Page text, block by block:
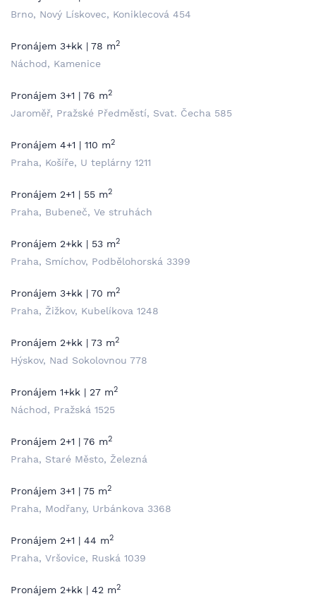
Brno, Nový Lískovec, Koniklecová 454
Pronájem 3+kk | 78 m2
Náchod, Kamenice
Pronájem 3+1 | 76 m2
Jaroměř, Pražské Předměstí, Svat. Čecha 585
Pronájem 4+1 | 110 m2
Praha, Košíře, U teplárny 1211
Pronájem 2+1 | 55 m2
Praha, Bubeneč, Ve struhách
Pronájem 2+kk | 53 m2
Praha, Smíchov, Podbělohorská 3399
Pronájem 3+kk | 70 m2
Praha, Žižkov, Kubelíkova 1248
Pronájem 2+kk | 73 m2
Hýskov, Nad Sokolovnou 778
Pronájem 1+kk | 27 m2
Náchod, Pražská 1525
Pronájem 2+1 | 76 m2
Praha, Staré Město, Železná
Pronájem 3+1 | 75 m2
Praha, Modřany, Urbánkova 3368
Pronájem 2+1 | 44 m2
Praha, Vršovice, Ruská 1039
Pronájem 2+kk | 42 m2